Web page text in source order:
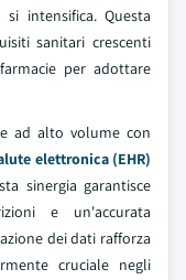
intensifica. Questa
sanitari crescenti
per adottare
ad alto volume con
elettronica (EHR)
sinergia garantisce
e un'accurata
dei dati rafforza
cruciale negli